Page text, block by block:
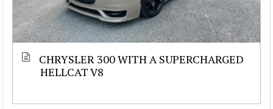
CHRYSLER 300 WITH A SUPERCHARGED
HELLCAT V8